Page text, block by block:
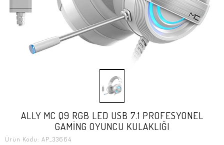
ALLY MC Q9 RGB LED USB 7.1 PROFESYONEL
GAMİNG OYUNCU KULAKLIĞI
Ürün Kodu: AP_33664